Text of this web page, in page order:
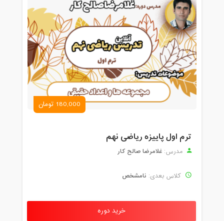
180,000 تومان
ترم اول پاییزه ریاضی نهم
مدرس: غلامرضا صالح کار
کلاس بعدی: نامشخص
خرید دوره